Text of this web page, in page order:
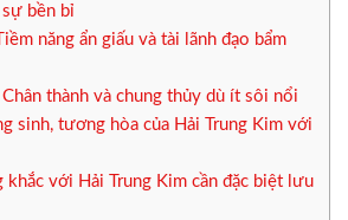
sự bền bỉ
năng ẩn giấu và tài lãnh đạo bẩm
Chân thành và chung thủy dù ít sôi nổi
sinh, tương hòa của Hải Trung Kim với
khắc với Hải Trung Kim cần đặc biệt lưu